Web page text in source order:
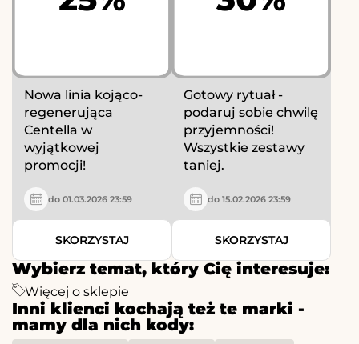
Wybierz temat, który Cię interesuje:
Więcej o sklepie
Inni klienci kochają też te marki -
mamy dla nich kody:
Nowa linia kojąco-
regenerująca
Centella w
wyjątkowej
promocji!
do 01.03.2026 23:59
SKORZYSTAJ
Gotowy rytuał -
podaruj sobie chwilę
przyjemności!
Wszystkie zestawy
taniej.
do 15.02.2026 23:59
SKORZYSTAJ